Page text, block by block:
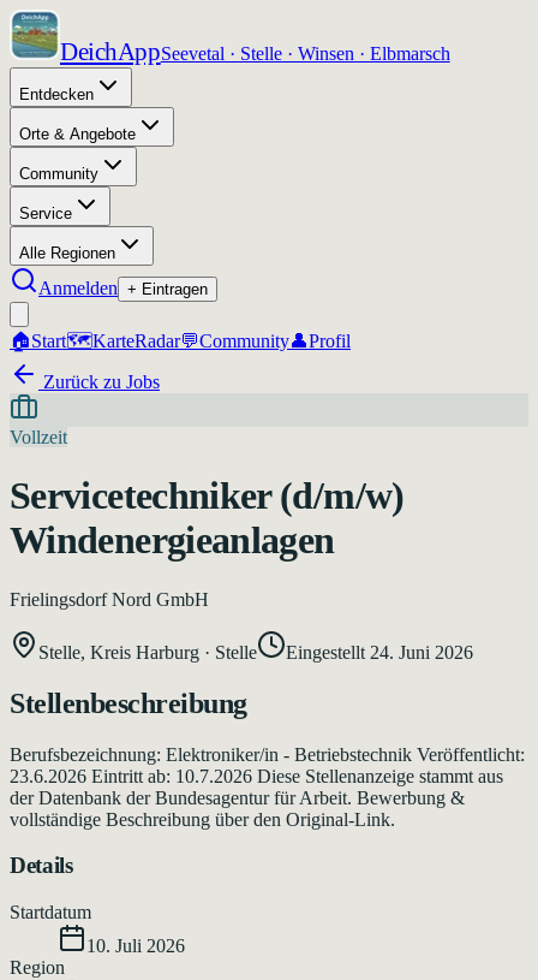
DeichAppSeevetal · Stelle · Winsen · Elbmarsch
Entdecken
Orte & Angebote
Community
Service
Alle Regionen
Anmelden + Eintragen
🏠Start🗺️KarteRadar💬Community👤Profil
Zurück zu Jobs
Vollzeit
Servicetechniker (d/m/w)
Windenergieanlagen
Frielingsdorf Nord GmbH
Stelle, Kreis Harburg · Stelle Eingestellt 24. Juni 2026
Stellenbeschreibung
Berufsbezeichnung: Elektroniker/in - Betriebstechnik Veröffentlicht:
23.6.2026 Eintritt ab: 10.7.2026 Diese Stellenanzeige stammt aus
der Datenbank der Bundesagentur für Arbeit. Bewerbung &
vollständige Beschreibung über den Original-Link.
Details
Startdatum
10. Juli 2026
Region